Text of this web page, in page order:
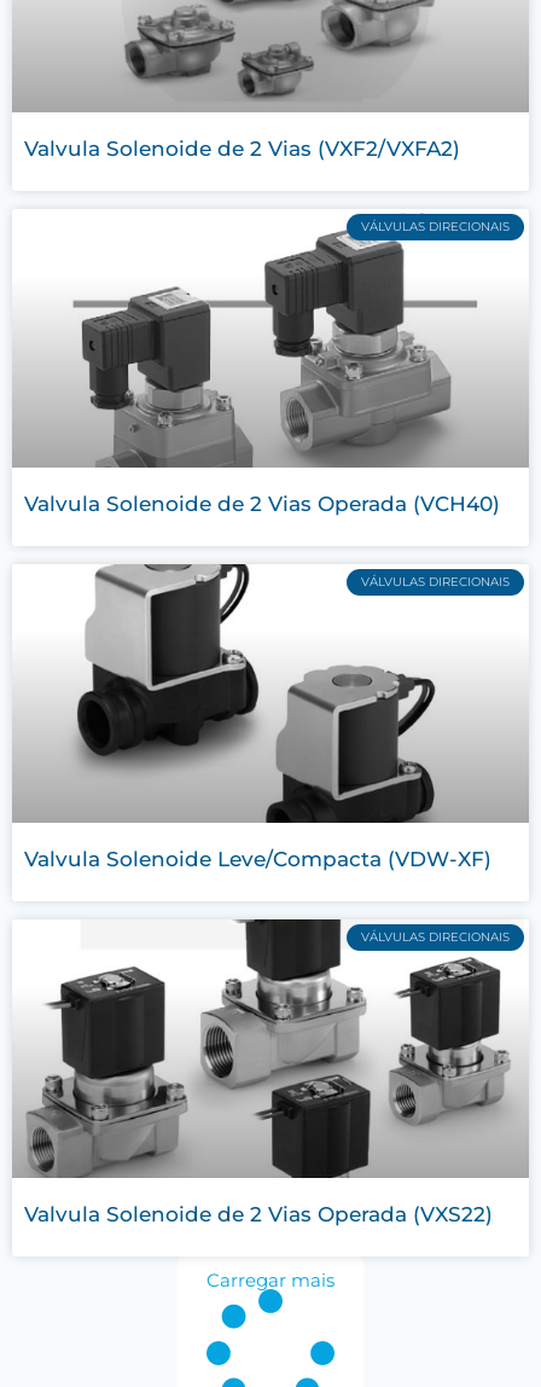
Valvula Solenoide de 2 Vias (VXF2/VXFA2)
VÁLVULAS DIRECIONAIS
Valvula Solenoide de 2 Vias Operada (VCH40)
VÁLVULAS DIRECIONAIS
Valvula Solenoide Leve/Compacta (VDW-XF)
VÁLVULAS DIRECIONAIS
Valvula Solenoide de 2 Vias Operada (VXS22)
Carregar mais